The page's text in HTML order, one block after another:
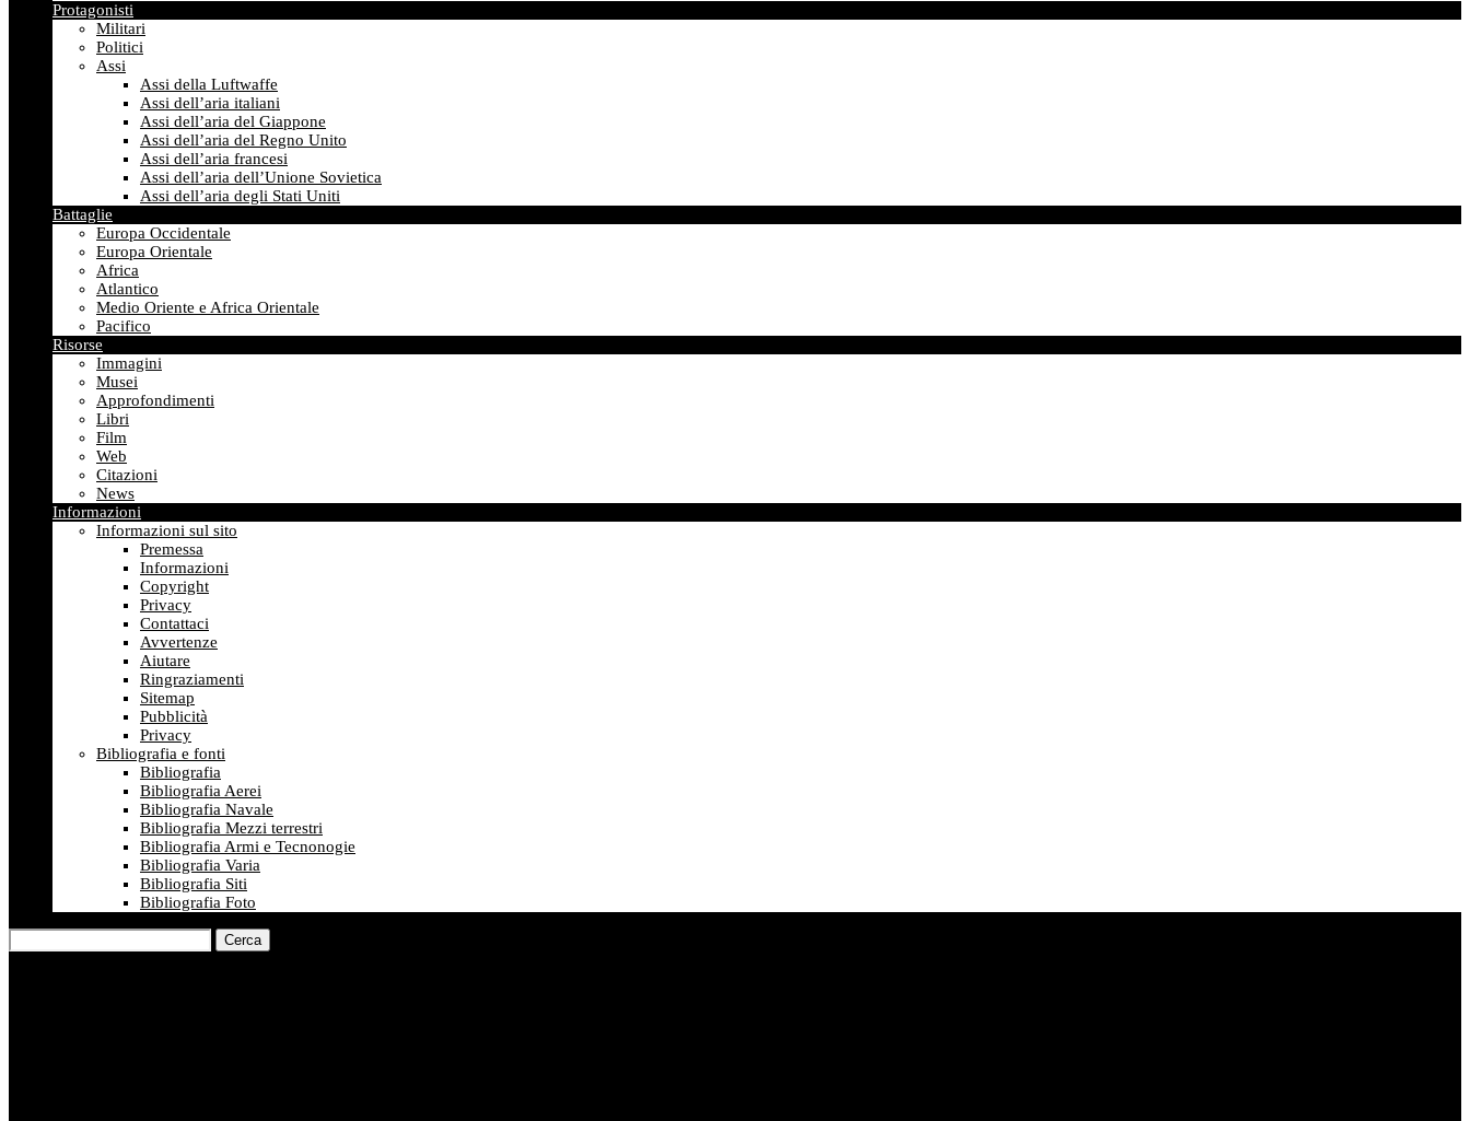
Protagonisti
Militari
Politici
Assi
Assi della Luftwaffe
Assi dell’aria italiani
Assi dell’aria del Giappone
Assi dell’aria del Regno Unito
Assi dell’aria francesi
Assi dell’aria dell’Unione Sovietica
Assi dell’aria degli Stati Uniti
Battaglie
Europa Occidentale
Europa Orientale
Africa
Atlantico
Medio Oriente e Africa Orientale
Pacifico
Risorse
Immagini
Musei
Approfondimenti
Libri
Film
Web
Citazioni
News
Informazioni
Informazioni sul sito
Premessa
Informazioni
Copyright
Privacy
Contattaci
Avvertenze
Aiutare
Ringraziamenti
Sitemap
Pubblicità
Privacy
Bibliografia e fonti
Bibliografia
Bibliografia Aerei
Bibliografia Navale
Bibliografia Mezzi terrestri
Bibliografia Armi e Tecnonogie
Bibliografia Varia
Bibliografia Siti
Bibliografia Foto
Cerca